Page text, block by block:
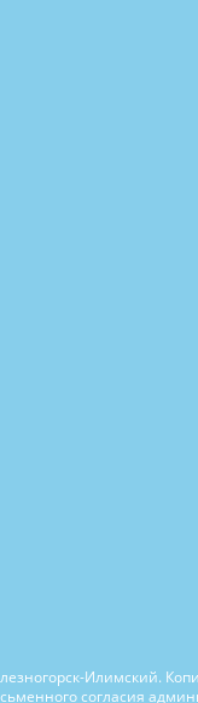
Илимский.
согласия